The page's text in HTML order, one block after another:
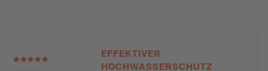
EFFEKTIVER
HOCHWASSERSCHUTZ